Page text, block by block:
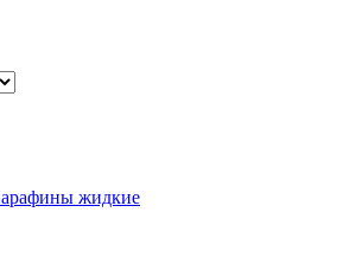
жидкие